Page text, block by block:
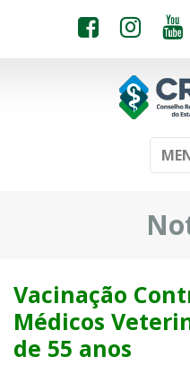
Vacinação
Médicos
de 55 anos